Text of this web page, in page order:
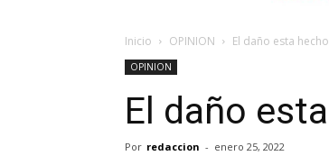
Inicio OPINION El daño esta hecho
OPINION
El daño
Por redaccion - enero 25, 2022